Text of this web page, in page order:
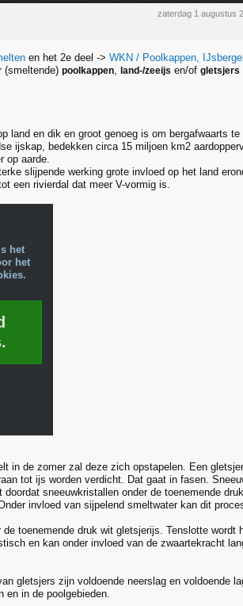
zaterdag 1 augustus
en het 2e deel -> WKN / Poolkappen,
(smeltende) poolkappen, land-/zeeijs en/of gletsjers
land en dik en groot genoeg is om bergafwaarts te
ijskap, bedekken circa 15 miljoen km2
op aarde.
slijpende werking grote invloed op het land
een rivierdal dat meer V-vormig is.
het
het
in de zomer zal deze zich opstapelen. Een
tot ijs worden verdicht. Dat gaat in fasen.
sneeuwkristallen onder de toenemende
invloed van sijpelend smeltwater kan dit
toenemende druk wit gletsjerijs. Tenslotte wordt
en kan onder invloed van de zwaartekracht
gletsjers zijn voldoende neerslag en voldoende
en in de poolgebieden.